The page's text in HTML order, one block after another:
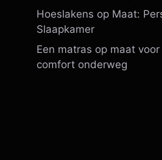
Hoeslakens op Maat:
Slaapkamer
Een matras op maat
comfort onderweg